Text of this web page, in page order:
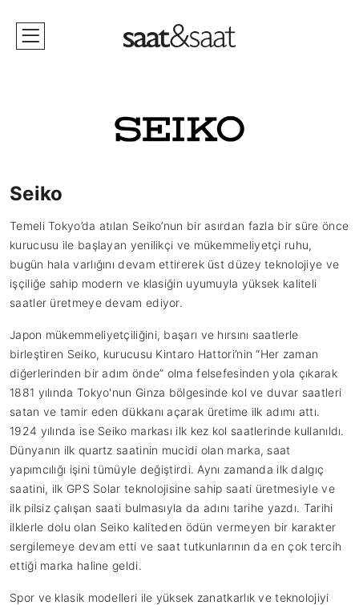
Seiko
Temeli Tokyo’da atılan Seiko’nun bir asırdan fazla bir süre önce
kurucusu ile başlayan yenilikçi ve mükemmeliyetçi ruhu,
bugün hala varlığını devam ettirerek üst düzey teknolojiye ve
işçiliğe sahip modern ve klasiğin uyumuyla yüksek kaliteli
saatler üretmeye devam ediyor.
Japon mükemmeliyetçiliğini, başarı ve hırsını saatlerle
birleştiren Seiko, kurucusu Kintaro Hattori’nin “Her zaman
diğerlerinden bir adım önde” olma felsefesinden yola çıkarak
1881 yılında Tokyo'nun Ginza bölgesinde kol ve duvar saatleri
satan ve tamir eden dükkanı açarak üretime ilk adımı attı.
1924 yılında ise Seiko markası ilk kez kol saatlerinde kullanıldı.
Dünyanın ilk quartz saatinin mucidi olan marka, saat
yapımcılığı işini tümüyle değiştirdi. Aynı zamanda ilk dalgıç
saatini, ilk GPS Solar teknolojisine sahip saati üretmesiyle ve
ilk pilsiz çalışan saati bulmasıyla da adını tarihe yazdı. Tarihi
ilklerle dolu olan Seiko kaliteden ödün vermeyen bir karakter
sergilemeye devam etti ve saat tutkunlarının da en çok tercih
ettiği marka haline geldi.
Spor ve klasik modelleri ile yüksek zanatkarlık ve teknolojiyi